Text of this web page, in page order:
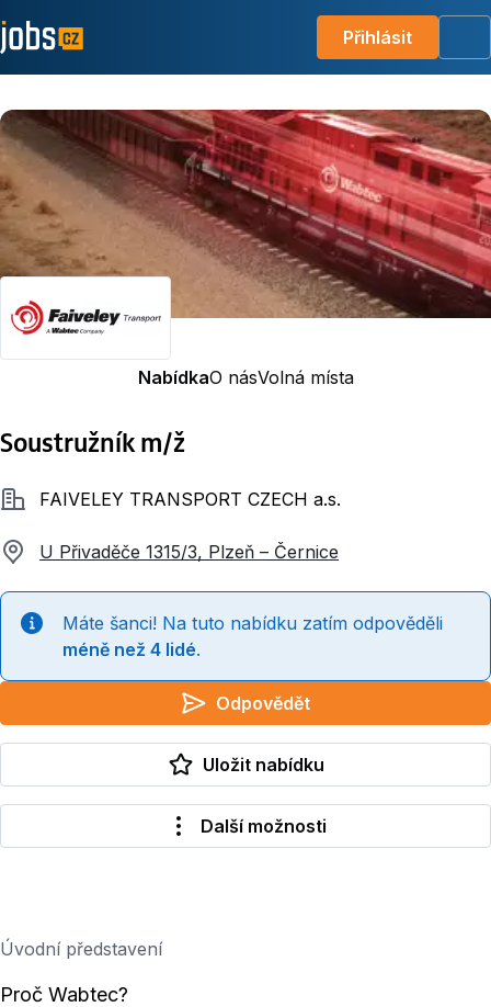
Přihlásit
NabídkaO násVolná místa
Soustružník m/ž
SpolečnostFAIVELEY TRANSPORT CZECH a.s.
U Přivaděče 1315/3, Plzeň – Černice
Máte šanci! Na tuto nabídku zatím odpověděli
méně než 4 lidé.
Odpovědět
Uložit nabídku
Další možnosti
Úvodní představení
Proč Wabtec?